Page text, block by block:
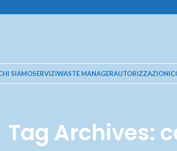
SIAMOSERVIZIWASTE MANAGERAUTORIZZAZIONI
Tag Archives: